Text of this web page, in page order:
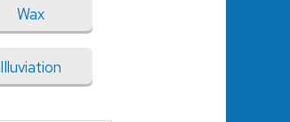
Wax
Illuviation